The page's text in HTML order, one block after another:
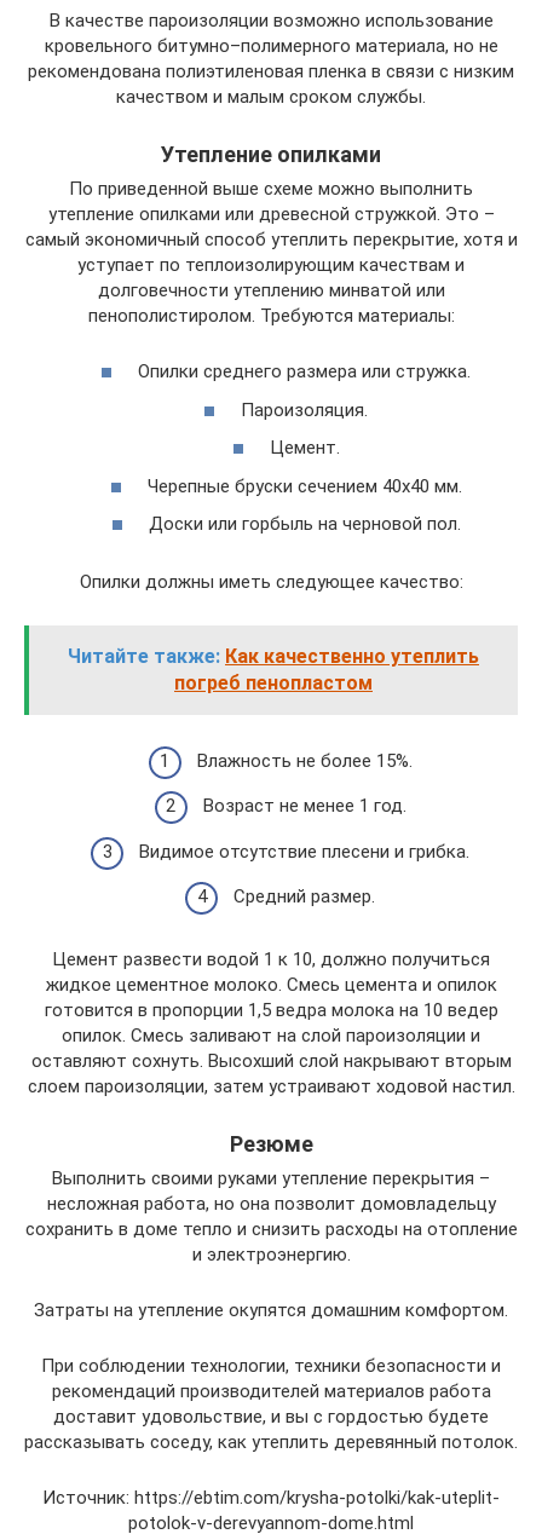
В качестве пароизоляции возможно использование
кровельного битумно–полимерного материала, но не
рекомендована полиэтиленовая пленка в связи с низким
качеством и малым сроком службы.
Утепление опилками
По приведенной выше схеме можно выполнить
утепление опилками или древесной стружкой. Это –
самый экономичный способ утеплить перекрытие, хотя и
уступает по теплоизолирующим качествам и
долговечности утеплению минватой или
пенополистиролом. Требуются материалы:
Опилки среднего размера или стружка.
Пароизоляция.
Цемент.
Черепные бруски сечением 40х40 мм.
Доски или горбыль на черновой пол.
Опилки должны иметь следующее качество:
Читайте также: Как качественно утеплить
погреб пенопластом
Влажность не более 15%.
Возраст не менее 1 год.
Видимое отсутствие плесени и грибка.
Средний размер.
Цемент развести водой 1 к 10, должно получиться
жидкое цементное молоко. Смесь цемента и опилок
готовится в пропорции 1,5 ведра молока на 10 ведер
опилок. Смесь заливают на слой пароизоляции и
оставляют сохнуть. Высохший слой накрывают вторым
слоем пароизоляции, затем устраивают ходовой настил.
Резюме
Выполнить своими руками утепление перекрытия –
несложная работа, но она позволит домовладельцу
сохранить в доме тепло и снизить расходы на отопление
и электроэнергию.
Затраты на утепление окупятся домашним комфортом.
При соблюдении технологии, техники безопасности и
рекомендаций производителей материалов работа
доставит удовольствие, и вы с гордостью будете
рассказывать соседу, как утеплить деревянный потолок.
Источник: https://ebtim.com/krysha-potolki/kak-uteplit-
potolok-v-derevyannom-dome.html